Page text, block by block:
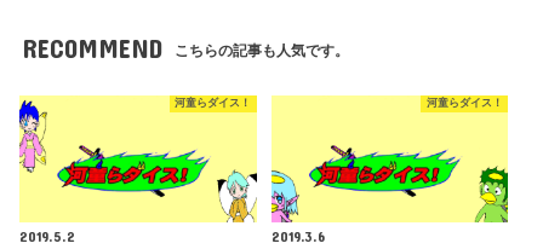
RECOMMEND こちらの記事も人気です。
河童らダイス！
2019.5.2
河童らダイス！
2019.3.6